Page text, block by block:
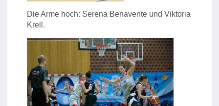
Die Arme hoch: Serena Benavente und Viktoria
Krell.